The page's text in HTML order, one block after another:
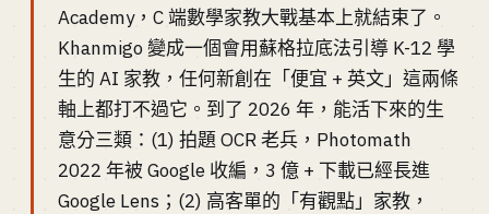
Academy，C 端數學家教大戰基本上就結束了。
Khanmigo 變成一個會用蘇格拉底法引導 K-12 學
生的 AI 家教，任何新創在「便宜 + 英文」這兩條
軸上都打不過它。到了 2026 年，能活下來的生
意分三類：(1) 拍題 OCR 老兵，Photomath
2022 年被 Google 收編，3 億 + 下載已經長進
Google Lens；(2) 高客單的「有觀點」家教，